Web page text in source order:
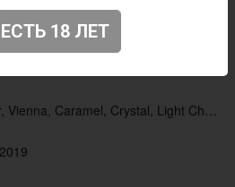
Imperial / Double
18 ЛЕТ